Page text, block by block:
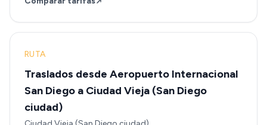
RUTA
Traslados desde Aeropuerto Internacional
San Diego a Ciudad Vieja (San Diego
ciudad)